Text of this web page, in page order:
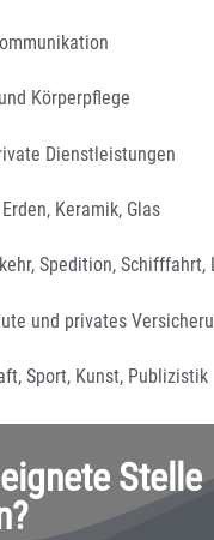
Körperpflege
Dienstleistungen
Keramik, Glas
Spedition, Schifffahrt,
und privates
Sport, Kunst, Publizistik
Stelle